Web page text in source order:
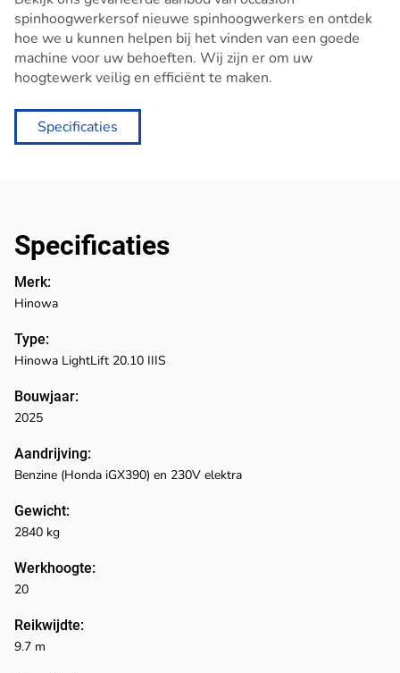
spinhoogwerkersofnieuwe spinhoogwerkers en ontdek
hoe we u kunnen helpen bij het vinden van een goede
machine voor uw behoeften. Wij zijn er om uw
hoogtewerk veilig en efficiënt te maken.
Specificaties
Specificaties
Merk:
Type:
Bouwjaar:
Aandrijving:
Gewicht:
Werkhoogte:
Reikwijdte:
Hinowa
Hinowa LightLift 20.10 IIIS
2025
Benzine (Honda iGX390) en 230V elektra
2840 kg
20
9.7 m